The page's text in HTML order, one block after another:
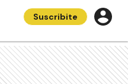
Suscribite